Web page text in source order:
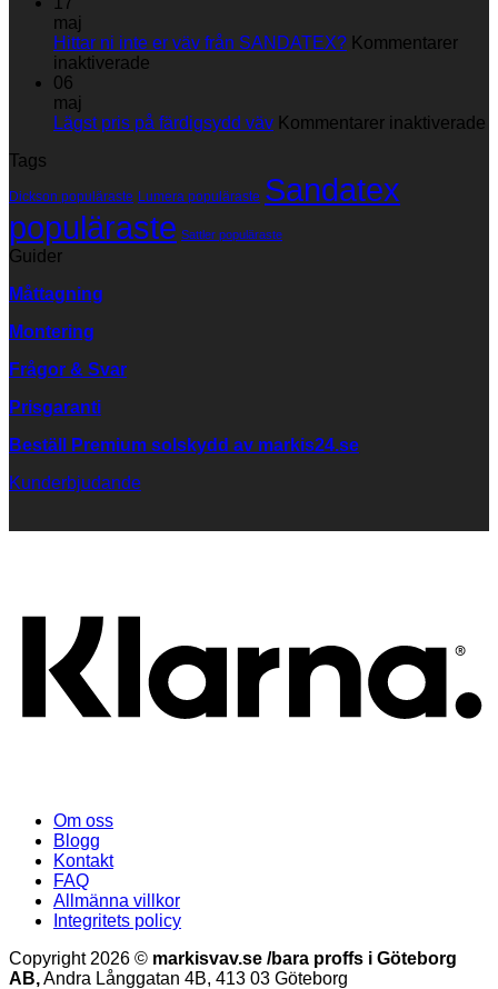
markisväv
maj
Hittar ni inte er väv från SANDATEX? Kommentarer
inaktiverade
inte
SANDATEX?
06
maj
Lägst pris på färdigsydd väv Kommentarer inaktiverade
Tags
Dickson populäraste Lumera populäraste Sandatex
populäraste Sattler populäraste
Guider
Måttagning
Montering
Frågor & Svar
Prisgaranti
Beställ Premium solskydd av markis24.se
Kunderbjudande
Om oss
Blogg
Kontakt
FAQ
Allmänna villkor
Integritets policy
Copyright 2026 © markisvav.se /bara proffs i Göteborg
AB,Andra Långgatan 4B, 413 03 Göteborg